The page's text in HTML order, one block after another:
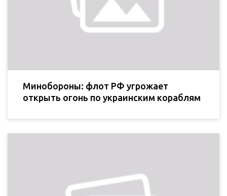
Минобороны: флот РФ угрожает
открыть огонь по украинским кораблям